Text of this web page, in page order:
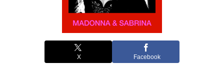
X Facebook